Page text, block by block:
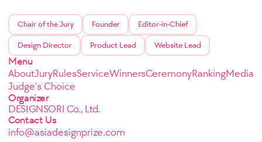
Chair of the Jury Founder Editor-in-Chief
Design Director Product Lead Website Lead
Menu
AboutJuryRulesServiceWinnersCeremonyRankingMedia
Judge's Choice
Organizer
DESIGNSORI Co., Ltd.
Contact Us
info@asiadesignprize.com